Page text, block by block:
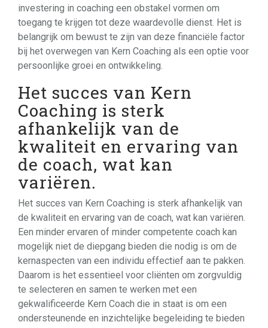
investering in coaching een obstakel vormen om
toegang te krijgen tot deze waardevolle dienst. Het is
belangrijk om bewust te zijn van deze financiële factor
bij het overwegen van Kern Coaching als een optie voor
persoonlijke groei en ontwikkeling.
Het succes van Kern
Coaching is sterk
afhankelijk van de
kwaliteit en ervaring van
de coach, wat kan
variëren.
Het succes van Kern Coaching is sterk afhankelijk van
de kwaliteit en ervaring van de coach, wat kan variëren.
Een minder ervaren of minder competente coach kan
mogelijk niet de diepgang bieden die nodig is om de
kernaspecten van een individu effectief aan te pakken.
Daarom is het essentieel voor cliënten om zorgvuldig
te selecteren en samen te werken met een
gekwalificeerde Kern Coach die in staat is om een
ondersteunende en inzichtelijke begeleiding te bieden